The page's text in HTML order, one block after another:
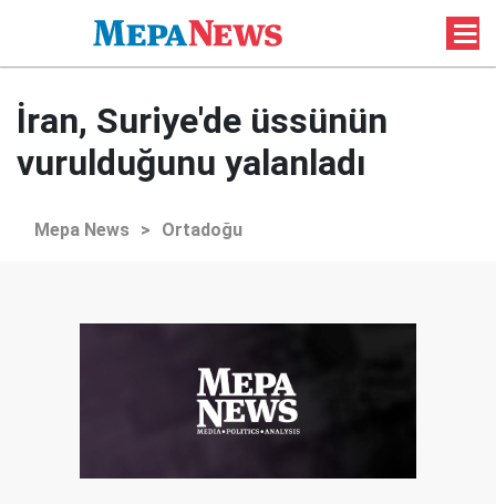
İran, Suriye'de üssünün
vurulduğunu yalanladı
Mepa News > Ortadoğu